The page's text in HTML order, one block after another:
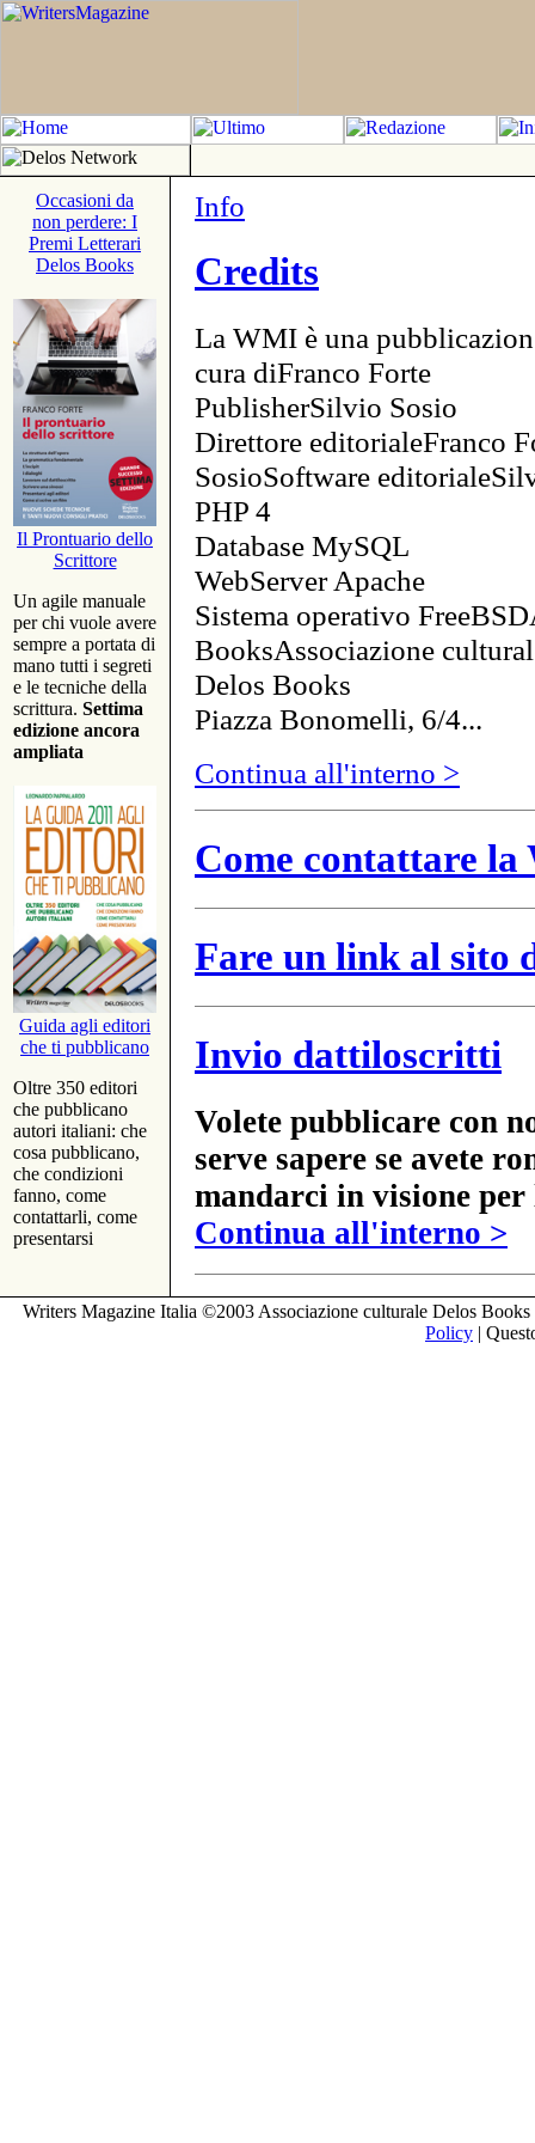
Occasioni da
non perdere: I
Premi Letterari
Delos Books
Il Prontuario dello
Scrittore
Un agile manuale
per chi vuole avere
sempre a portata di
mano tutti i segreti
e le tecniche della
scrittura. Settima
edizione ancora
ampliata
Guida agli editori
che ti pubblicano
Oltre 350 editori
che pubblicano
autori italiani: che
cosa pubblicano,
che condizioni
fanno, come
contattarli, come
presentarsi
Info
Credits
La WMI è una
cura diFranco Forte
PublisherSilvio Sosio
Direttore editorialeFranco
SosioSoftware
PHP 4
Database MySQL
WebServer Apache
Sistema operativo
BooksAssociazione
Delos Books
Piazza Bonomelli, 6/4...
Continua all'interno >
Come contattare
Fare un link al sito
Invio dattiloscritti
Volete pubblicare con
serve sapere se avete
mandarci in visione
Continua all'interno >
Writers Magazine Italia ©2003 Associazione culturale Delos
Policy |